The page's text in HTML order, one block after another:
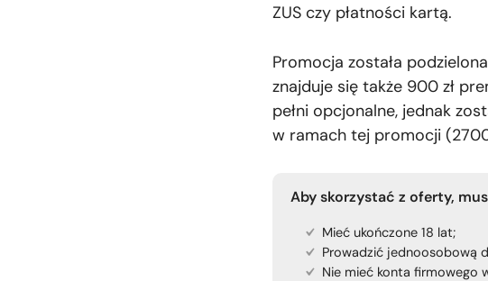
ZUS czy płatności kartą.
Promocja została
znajduje się także 900 zł
pełni opcjonalne, jednak
w ramach tej promocji
Aby skorzystać z oferty,
Mieć ukończone 18 lat;
Prowadzić jednoosobową
Nie mieć konta firmowego